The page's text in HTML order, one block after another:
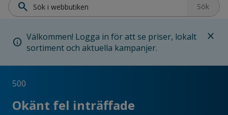
search Sök
info Välkommen! Logga in för att se priser, lokalt
sortiment och aktuella kampanjer.
close
500
Okänt fel inträffade